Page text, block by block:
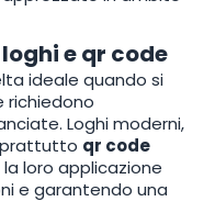
e qr code
ideale quando si
richiedono
Loghi moderni,
qr code
loro applicazione
e garantendo una